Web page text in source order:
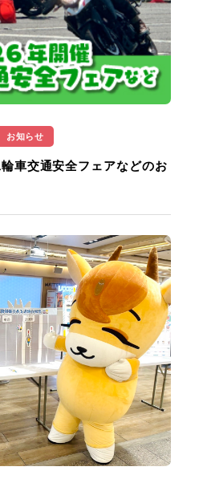
お知らせ
車交通安全フェアなどのお